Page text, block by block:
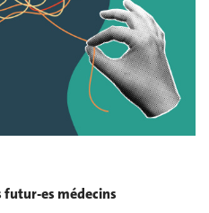
futur-es médecins